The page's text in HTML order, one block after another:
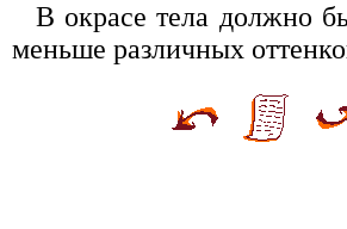
В окрасе тела должно
меньше различных